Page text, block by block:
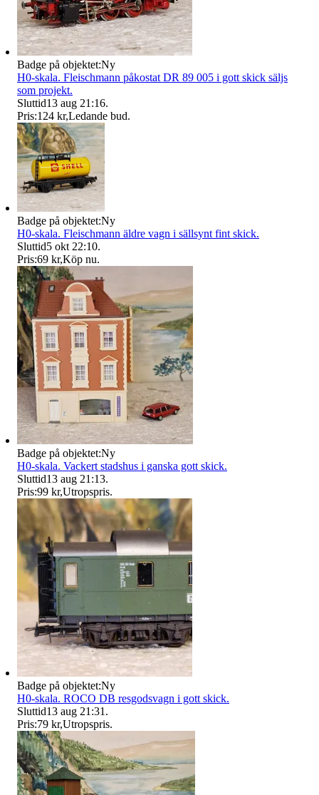
Badge på objektet:Ny
H0-skala. Fleischmann påkostat DR 89 005 i gott skick säljs
som projekt.
Sluttid13 aug 21:16.
Pris:124 kr,Ledande bud.
Badge på objektet:Ny
H0-skala. Fleischmann äldre vagn i sällsynt fint skick.
Sluttid5 okt 22:10.
Pris:69 kr,Köp nu.
Badge på objektet:Ny
H0-skala. Vackert stadshus i ganska gott skick.
Sluttid13 aug 21:13.
Pris:99 kr,Utropspris.
Badge på objektet:Ny
H0-skala. ROCO DB resgodsvagn i gott skick.
Sluttid13 aug 21:31 .
Pris:79 kr,Utropspris.